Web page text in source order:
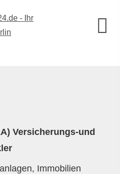
Versicherungs-und
Immobilien